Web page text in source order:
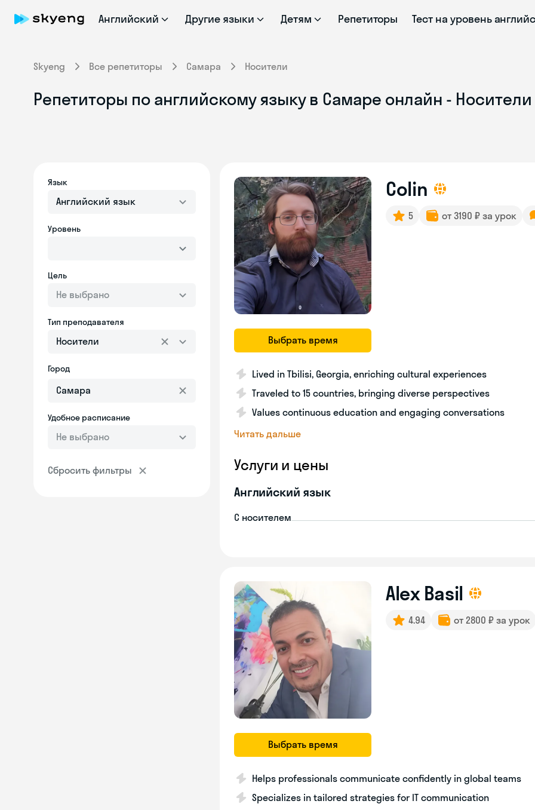
Английский Другие языки Детям Репетиторы Тест на уровень
Skyeng Все репетиторы Самара Носители
Репетиторы по английскому языку в Самаре онлайн -
Язык
Английский язык
Уровень
Цель
Не выбрано
Тип преподавателя
Носители
Город
Удобное расписание
Не выбрано
Сбросить фильтры
Выбрать время
Colin
5 от 3190 ₽ за урок
Lived in Tbilisi, Georgia, enriching cultural experiences
Traveled to 15 countries, bringing diverse perspectives
Values continuous education and engaging conversations
Читать дальше
Услуги и цены
Английский язык
С носителем
Выбрать время
Alex Basil
4.94 от 2800 ₽ за урок
Helps professionals communicate confidently in global teams
Specializes in tailored strategies for IT communication